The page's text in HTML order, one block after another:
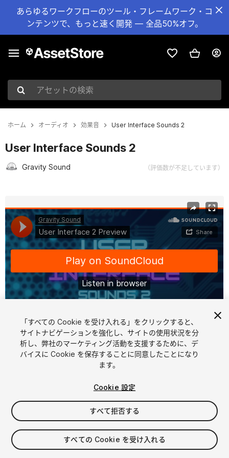
あらゆるワークフローのツール・フレームワーク・コ
ンテンツで、もっと速く開発 — 全品50%オフ。
アセットの検索
ホーム オーディオ 効果音 User Interface Sounds 2
User Interface Sounds 2
Gravity Sound （評価数が不足しています）
1 /2
$29.99
消費税は決済時に計算されます
「すべての Cookie を受け入れる」をクリックすると、
サイトナビゲーションを強化し、サイトの使用状況を分
析し、弊社のマーケティング活動を支援するために、デ
バイスに Cookie を保存することに同意したことになり
ます。
Cookie 設定
すべて拒否する
すべての Cookie を受け入れる